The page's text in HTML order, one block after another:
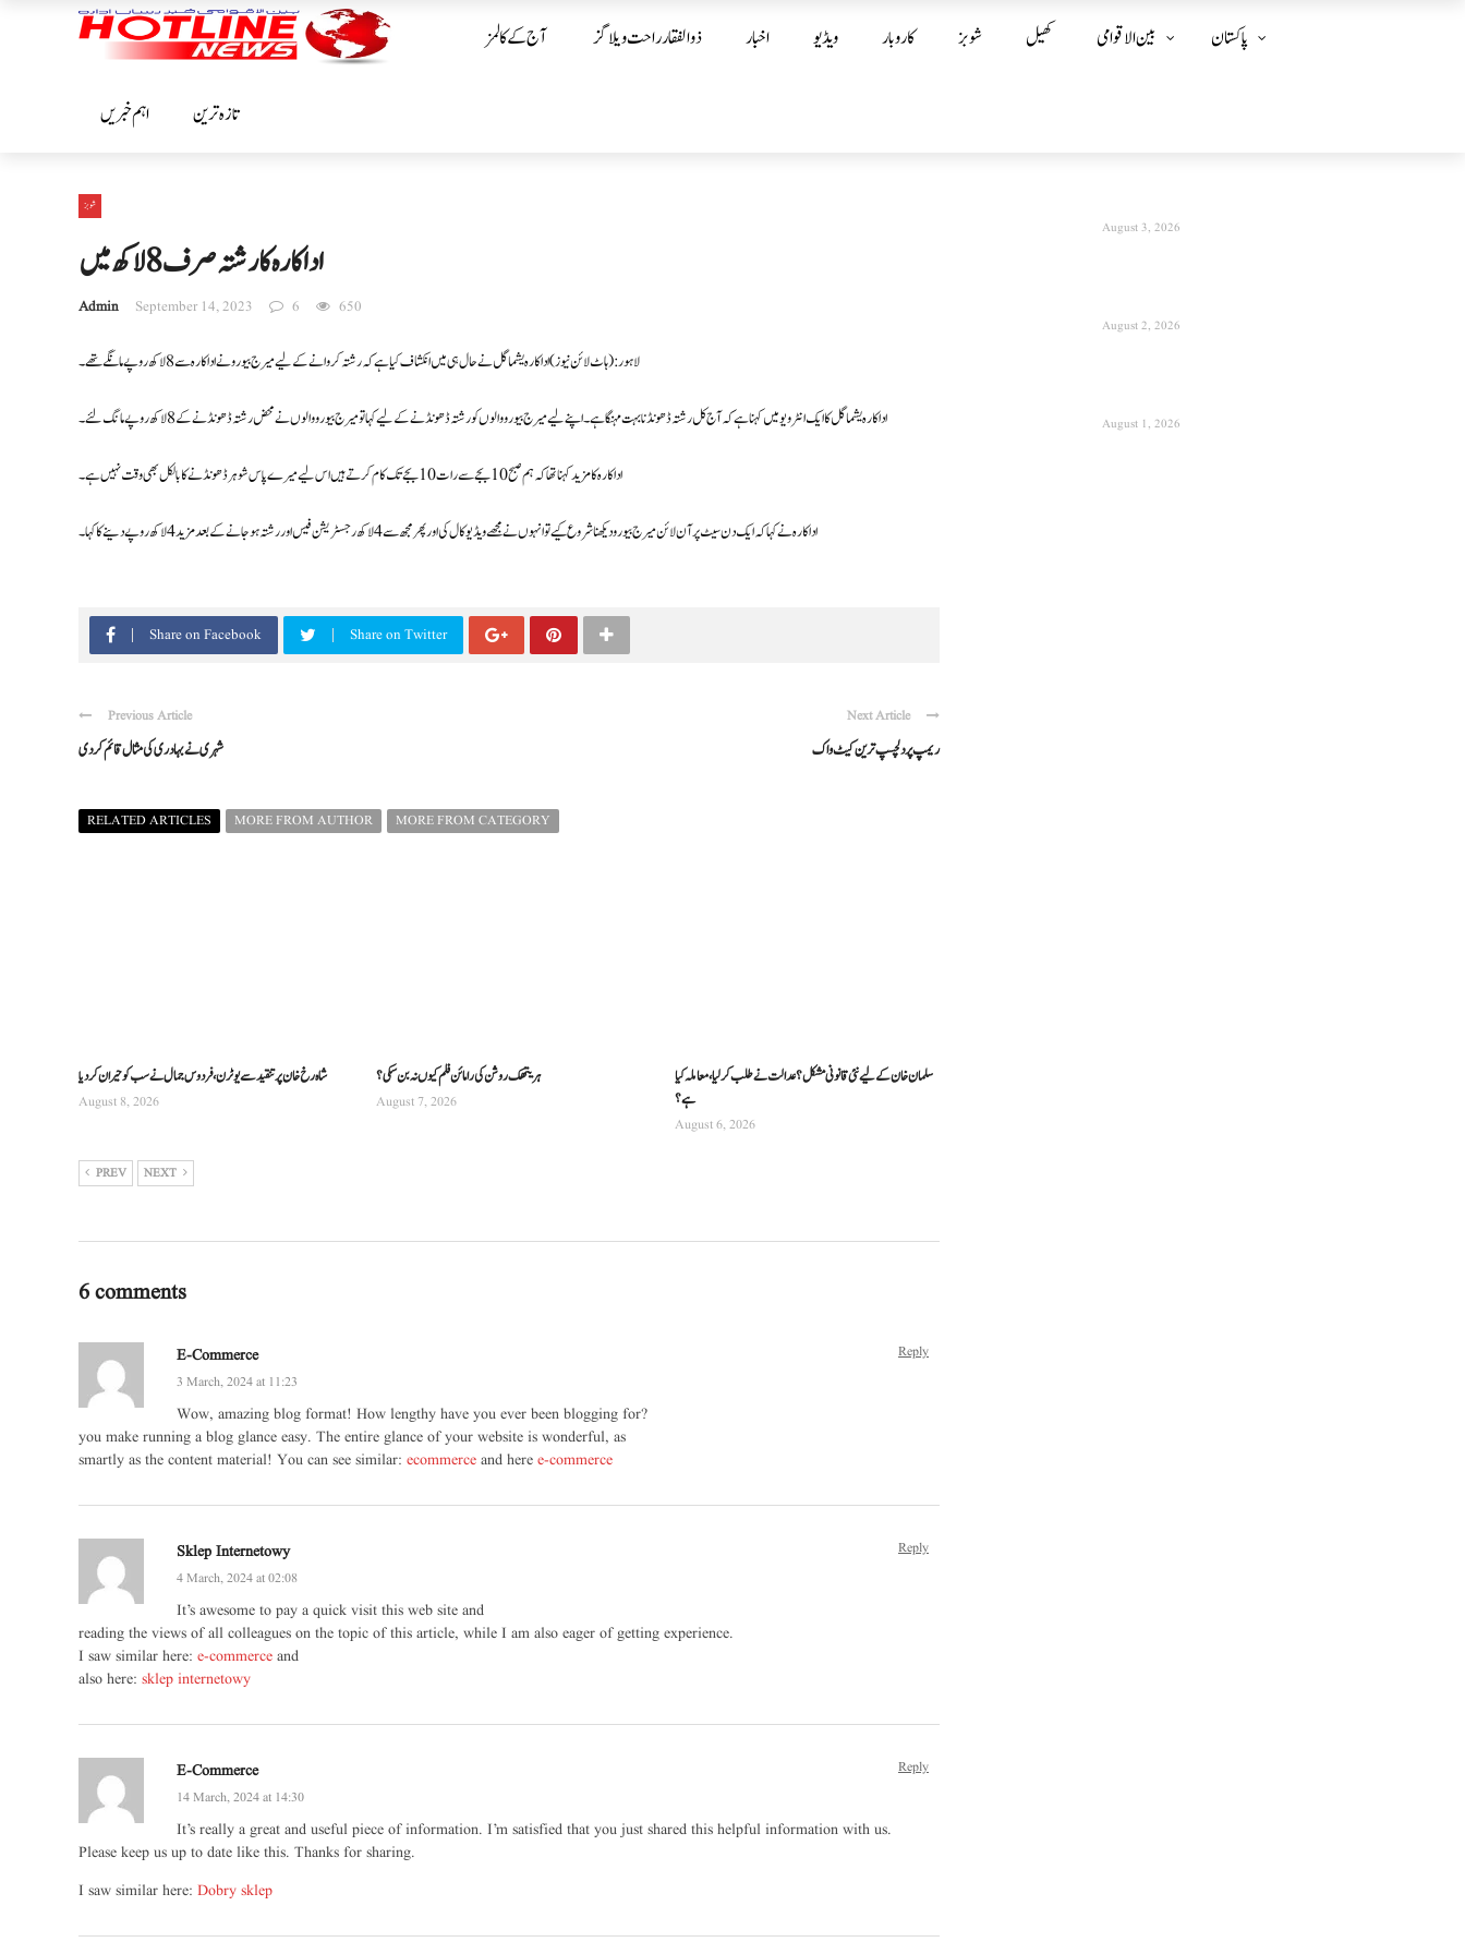
آج کے کالمز ذوالفقار راحت ویلاگز اخبار ویڈیو کاروبار شوبز کھیل بین الا قوامی پاکستان
اہم خبریں تازہ ترین
شوبز
اداکارہ کا رشتہ صرف 8 لاکھ میں
Admin September 14, 2023 6 650
لاہور: ( ہاٹ لائن نیوز) اداکارہ یشما گل نے حال ہی میں انکشاف کیا ہے کہ رشتہ کروانے کے لیے میرج بیورو نے اداکارہ سے 8 لاکھ روپے مانگے تھے۔
اداکارہ یشما گل کا ایک انٹرویو میں کہنا ہے کہ آج کل رشتہ ڈھونڈنا بہت مہنگا ہے ۔ اپنے لیے میرج بیورو والوں کورشتہ ڈھونڈنے کے لیے کہا تو میرج بیورو والوں نے محض رشتہ ڈھونڈنے کے 8 لاکھ روپے مانگ لئے ۔
اداکارہ کا مزید کہنا تھا کہ ہم صبح 10 بجے سے رات 10 بجے تک کام کرتے ہیں اس لیے میرے پاس شوہر ڈھونڈنے کا بالکل بھی وقت نہیں ہے۔
اداکارہ نے کہا کہ ایک دن سیٹ پر آن لائن میرج بیورو دیکھنا شروع کیے تو انہوں نے مجھے ویڈیو کال کی اور پھر مجھ سے 4 لاکھ رجسٹریشن فیس اور رشتہ ہو جانے کے بعد مزید 4 لاکھ روپے دینے کا کہا ۔
Share on Facebook Share on Twitter
Previous Article
شہری نےبہادری کی مثال قائم کردی
Next Article
ریمپ پر دلچسپ ترین کیٹ واک
RELATED ARTICLES MORE FROM AUTHOR MORE FROM CATEGORY
شاہ رخ خان پر تنقید سے یوٹرن، فردوس جمال نے سب کو حیران کردیا
August 8, 2026
ہریتھک روشن کی رامائن فلم کیوں نہ بن سکی؟
August 7, 2026
سلمان خان کے لیے نئی قانونی مشکل؟ عدالت نے طلب کرلیا، معاملہ کیا
ہے؟
August 6, 2026
PREV NEXT
6 comments
E-Commerce
3 March, 2024 at 11:23
Reply
Wow, amazing blog format! How lengthy have you ever been blogging for?
you make running a blog glance easy. The entire glance of your website is wonderful, as
smartly as the content material! You can see similar: ecommerce and here e-commerce
Sklep Internetowy
4 March, 2024 at 02:08
Reply
It’s awesome to pay a quick visit this web site and
reading the views of all colleagues on the topic of this article, while I am also eager of getting experience.
I saw similar here: e-commerce and
also here: sklep internetowy
E-Commerce
14 March, 2024 at 14:30
Reply
It’s really a great and useful piece of information. I’m satisfied that you just shared this helpful information with us.
Please keep us up to date like this. Thanks for sharing.
I saw similar here: Dobry sklep
August 3, 2026
August 2, 2026
August 1, 2026